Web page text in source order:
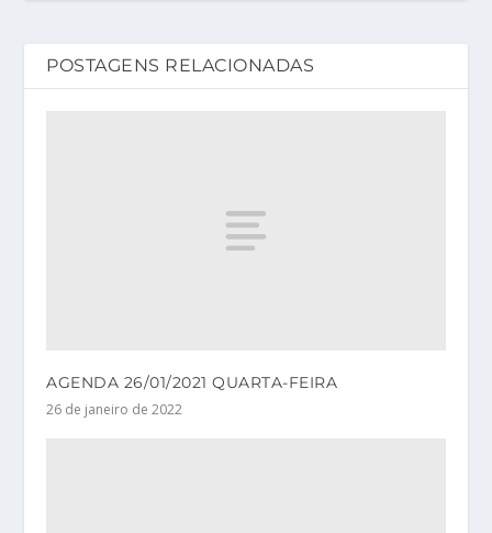
POSTAGENS RELACIONADAS
AGENDA 26/01/2021 QUARTA-FEIRA
26 de janeiro de 2022